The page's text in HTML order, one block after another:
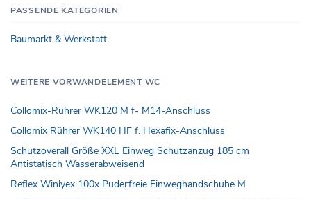
PASSENDE KATEGORIEN
Baumarkt & Werkstatt
WEITERE VORWANDELEMENT WC
Collomix-Rührer WK120 M f- M14-Anschluss
Collomix Rührer WK140 HF f. Hexafix-Anschluss
Schutzoverall Größe XXL Einweg Schutzanzug 185 cm
Antistatisch Wasserabweisend
Reflex Winlyex 100x Puderfreie Einweghandschuhe M